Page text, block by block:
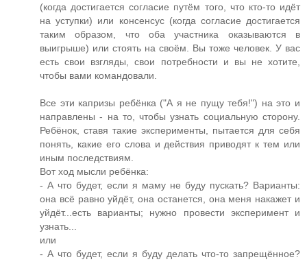
(когда достигается согласие путём того, что кто-то идёт
на уступки) или консенсус (когда согласие достигается
таким образом, что оба участника оказываются в
выигрыше) или стоять на своём. Вы тоже человек. У вас
есть свои взгляды, свои потребности и вы не хотите,
чтобы вами командовали.
Все эти капризы ребёнка ("А я не пущу тебя!") на это и
направлены - на то, чтобы узнать социальную сторону.
Ребёнок, ставя такие эксперименты, пытается для себя
понять, какие его слова и действия приводят к тем или
иным последствиям.
Вот ход мысли ребёнка:
- А что будет, если я маму не буду пускать? Варианты:
она всё равно уйдёт, она останется, она меня накажет и
уйдёт...есть варианты; нужно провести эксперимент и
узнать...
или
- А что будет, если я буду делать что-то запрещённое?